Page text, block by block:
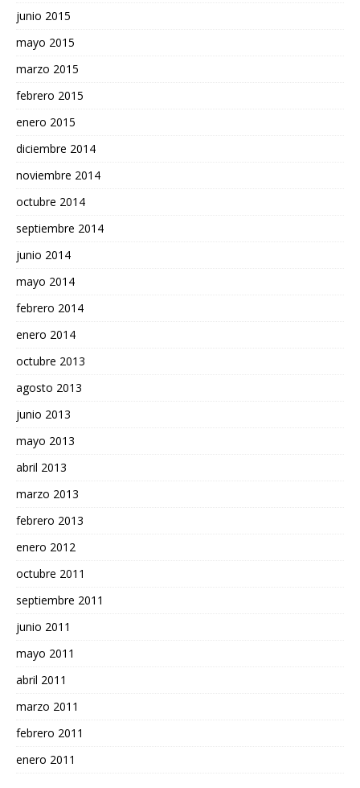
junio 2015
mayo 2015
marzo 2015
febrero 2015
enero 2015
diciembre 2014
noviembre 2014
octubre 2014
septiembre 2014
junio 2014
mayo 2014
febrero 2014
enero 2014
octubre 2013
agosto 2013
junio 2013
mayo 2013
abril 2013
marzo 2013
febrero 2013
enero 2012
octubre 2011
septiembre 2011
junio 2011
mayo 2011
abril 2011
marzo 2011
febrero 2011
enero 2011